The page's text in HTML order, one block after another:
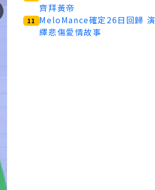
齊拜黃帝
11
MeloMance確定26日回歸 演
繹悲傷愛情故事